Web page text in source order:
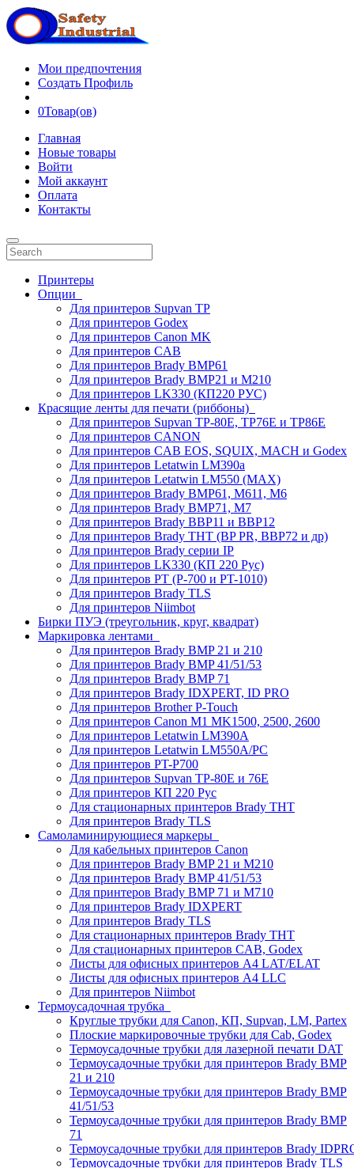
Мои предпочтения
Создать Профиль
0Товар(ов)
Главная
Новые товары
Войти
Мой аккаунт
Оплата
Контакты
Принтеры
Опции
Для принтеров Supvan TP
Для принтеров Godex
Для принтеров Canon MK
Для принтеров CAB
Для принтеров Brady BMP61
Для принтеров Brady BMP21 и M210
Для принтеров LK330 (КП220 РУС)
Красящие ленты для печати (риббоны)
Для принтеров Supvan TP-80E, TP76E и TP86E
Для принтеров CANON
Для принтеров CAB EOS, SQUIX, MACH и Godex
Для принтеров Letatwin LM390a
Для принтеров Letatwin LM550 (MAX)
Для принтеров Brady BMP61, M611, M6
Для принтеров Brady BMP71, M7
Для принтеров Brady BBP11 и BBP12
Для принтеров Brady THT (BP PR, BBP72 и др)
Для принтеров Brady серии IP
Для принтеров LK330 (КП 220 Рус)
Для принтеров PT (P-700 и PT-1010)
Для принтеров Brady TLS
Для принтеров Niimbot
Бирки ПУЭ (треугольник, круг, квадрат)
Маркировка лентами
Для принтеров Brady BMP 21 и 210
Для принтеров Brady BMP 41/51/53
Для принтеров Brady BMP 71
Для принтеров Brady IDXPERT, ID PRO
Для принтеров Brother P-Touch
Для принтеров Canon M1 MK1500, 2500, 2600
Для принтеров Letatwin LM390A
Для принтеров Letatwin LM550A/PC
Для принтеров PT-P700
Для принтеров Supvan TP-80E и 76E
Для принтеров КП 220 Рус
Для стационарных принтеров Brady THT
Для принтеров Brady TLS
Самоламинирующиеся маркеры
Для кабельных принтеров Canon
Для принтеров Brady BMP 21 и M210
Для принтеров Brady BMP 41/51/53
Для принтеров Brady BMP 71 и M710
Для принтеров Brady IDXPERT
Для принтеров Brady TLS
Для стационарных принтеров Brady THT
Для стационарных принтеров CAB, Godex
Листы для офисных принтеров А4 LAT/ELAT
Листы для офисных принтеров А4 LLC
Для принтеров Niimbot
Термоусадочная трубка
Круглые трубки для Canon, КП, Supvan, LM, Partex
Плоские маркировочные трубки для Cab, Godex
Термоусадочные трубки для лазерной печати DAT
Термоусадочные трубки для принтеров Brady BMP
21 и 210
Термоусадочные трубки для принтеров Brady BMP
41/51/53
Термоусадочные трубки для принтеров Brady BMP
71
Термоусадочные трубки для принтеров Brady
Термоусадочные трубки для принтеров Brady TLS